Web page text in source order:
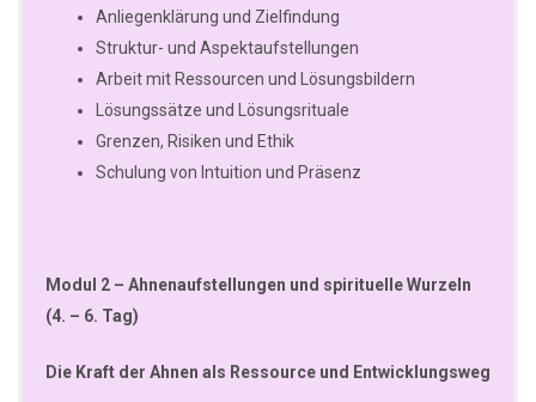
Anliegenklärung und Zielfindung
Struktur- und Aspektaufstellungen
Arbeit mit Ressourcen und Lösungsbildern
Lösungssätze und Lösungsrituale
Grenzen, Risiken und Ethik
Schulung von Intuition und Präsenz
Modul 2 – Ahnenaufstellungen und spirituelle Wurzeln
(4. – 6. Tag)
Die Kraft der Ahnen als Ressource und Entwicklungsweg